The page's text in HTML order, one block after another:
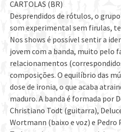
CARTOLAS (BR)
Desprendidos de rótulos, o
som experimental sem firulas,
Nos shows é possível sentir a
jovem com a banda, muito pelo
relacionamentos
composições. O equilíbrio das
dose de ironia, o que acaba
maduro. A banda é formada por
Christiano Todt (guitarra),
Wortmann (baixo e voz) e Pedro